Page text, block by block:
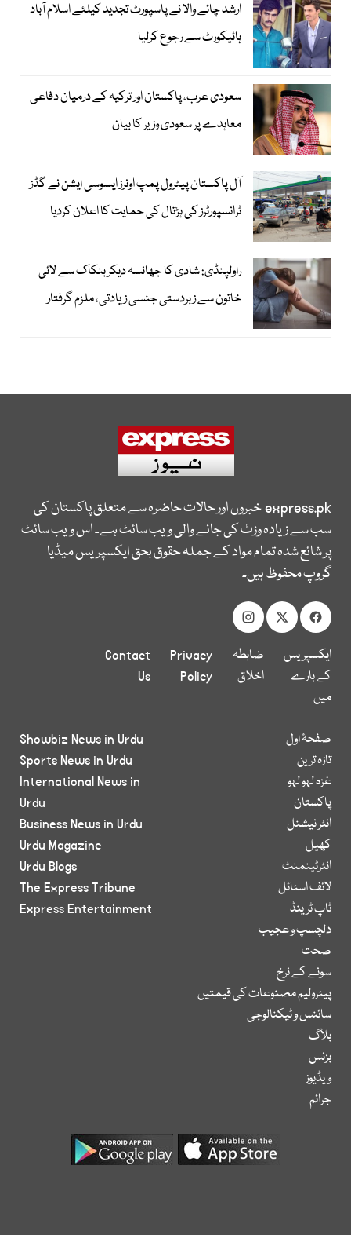
ارشد چائے والا نے پاسپورٹ تجدید کیلئے اسلام آباد
ہائیکورٹ سے رجوع کرلیا
سعودی عرب، پاکستان اور ترکیہ کے درمیان دفاعی
معاہدے پر سعودی وزیر کا بیان
آل پاکستان پیٹرول پمپ اونرز ایسوسی ایشن نے گڈز
ٹرانسپورٹرز کی ہڑتال کی حمایت کا اعلان کردیا
راولپنڈی: شادی کا جھانسہ دیکر بنکاک سے لائی
خاتون سے زبردستی جنسی زیادتی، ملزم گرفتار
express.pkخبروں اور حالات حاضرہ سے متعلق پاکستان کی
سب سے زیادہ وزٹ کی جانے والی ویب سائٹ ہے۔ اس ویب سائٹ
پر شائع شدہ تمام مواد کے جملہ حقوق بحق ایکسپریس میڈیا
گروپ محفوظ ہیں۔
ایکسپریس
کے بارے
میں
ضابطہ
اخلاق
Privacy
Policy
Contact
Us
صفحۂ اول
تازہ ترین
غزہ لہو لہو
پاکستان
انٹر نیشنل
کھیل
انٹرٹینمنٹ
لائف اسٹائل
ٹاپ ٹرینڈ
دلچسپ و عجیب
صحت
سونے کے نرخ
پیٹرولیم مصنوعات کی قیمتیں
سائنس و ٹیکنالوجی
بلاگ
بزنس
ویڈیوز
جرائم
Showbiz News in Urdu
Sports News in Urdu
International News in
Urdu
Business News in Urdu
Urdu Magazine
Urdu Blogs
The Express Tribune
Express Entertainment